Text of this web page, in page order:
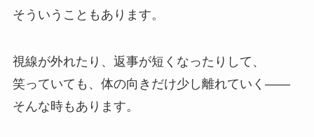
そういうこともあります。
視線が外れたり、返事が短くなったりして、
笑っていても、体の向きだけ少し離れていく——
そんな時もあります。